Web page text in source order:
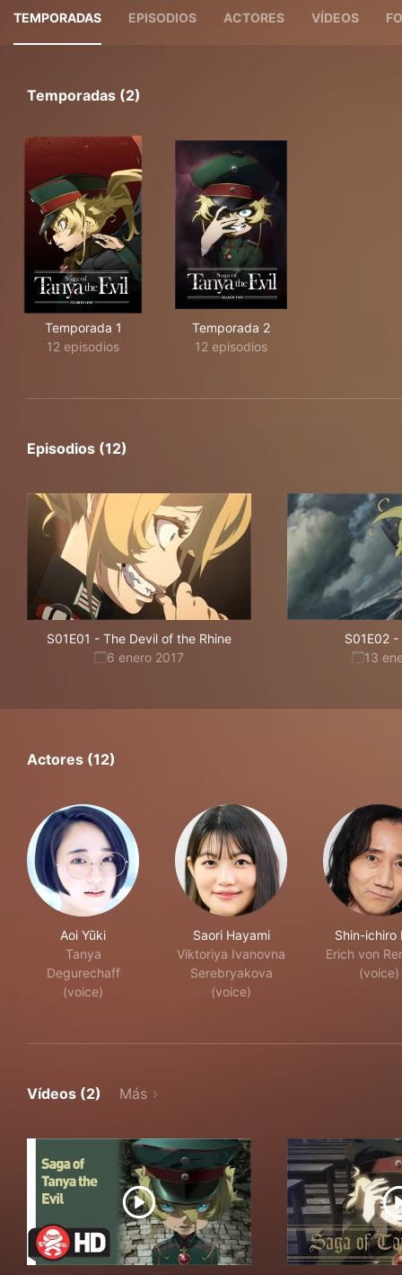
TEMPORADAS EPISODIOS ACTORES VÍDEOS
Temporadas (2)
Temporada 1
12 episodios
Temporada 2
12 episodios
Episodios (12)
S01E01 - The Devil of the Rhine
6 enero 2017
S01E02 -
13
Actores (12)
Aoi Yūki
Tanya
Degurechaff
(voice)
Saori Hayami
Viktoriya Ivanovna
Serebryakova
(voice)
Shin-ichiro
Erich von
(voice)
Vídeos (2) Más